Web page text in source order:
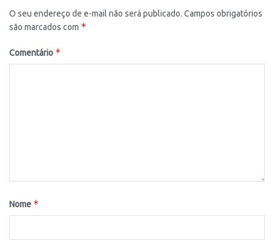
O seu endereço de e-mail não será publicado. Campos obrigatórios
são marcados com *
Comentário *
Nome *